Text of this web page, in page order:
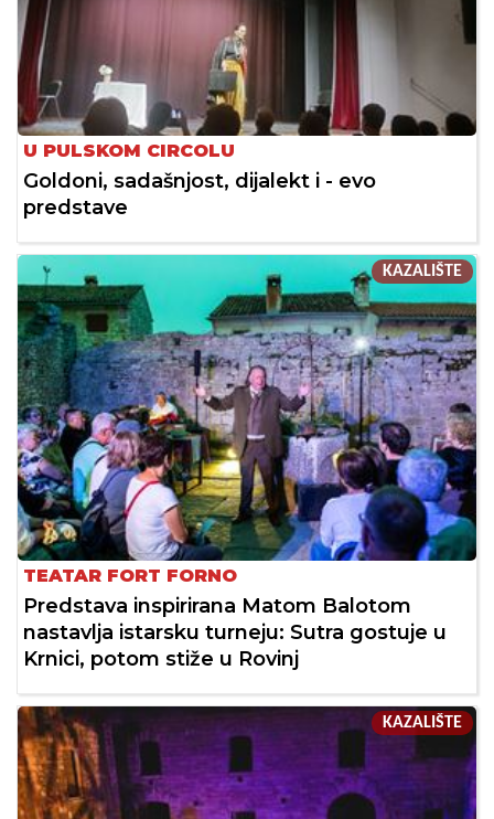
U PULSKOM CIRCOLU
Goldoni, sadašnjost, dijalekt i - evo
predstave
KAZALIŠTE
TEATAR FORT FORNO
Predstava inspirirana Matom Balotom
nastavlja istarsku turneju: Sutra gostuje u
Krnici, potom stiže u Rovinj
KAZALIŠTE